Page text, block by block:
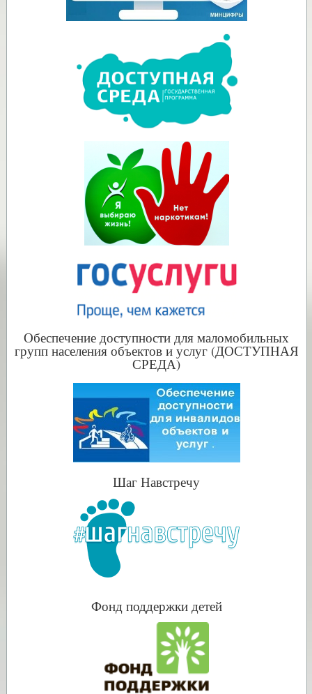
Обеспечение доступности для маломобильных
групп населения объектов и услуг (ДОСТУПНАЯ
СРЕДА)
Шаг Навстречу
Фонд поддержки детей